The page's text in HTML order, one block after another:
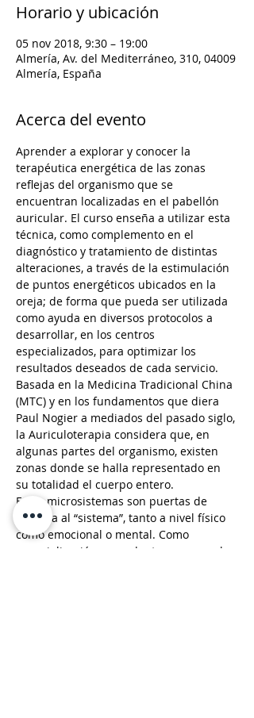
Horario y ubicación
05 nov 2018, 9:30 – 19:00
Almería, Av. del Mediterráneo, 310, 04009
Almería, España
Acerca del evento
Aprender a explorar y conocer la
terapéutica energética de las zonas
reflejas del organismo que se
encuentran localizadas en el pabellón
auricular. El curso enseña a utilizar esta
técnica, como complemento en el
diagnóstico y tratamiento de distintas
alteraciones, a través de la estimulación
de puntos energéticos ubicados en la
oreja; de forma que pueda ser utilizada
como ayuda en diversos protocolos a
desarrollar, en los centros
especializados, para optimizar los
resultados deseados de cada servicio.
Basada en la Medicina Tradicional China
(MTC) y en los fundamentos que diera
Paul Nogier a mediados del pasado siglo,
la Auriculoterapia considera que, en
algunas partes del organismo, existen
zonas donde se halla representado en
su totalidad el cuerpo entero.
Estos microsistemas son puertas de
entrada al “sistema”, tanto a nivel físico
como emocional o mental. Como
especialización, nos adentraremos en la